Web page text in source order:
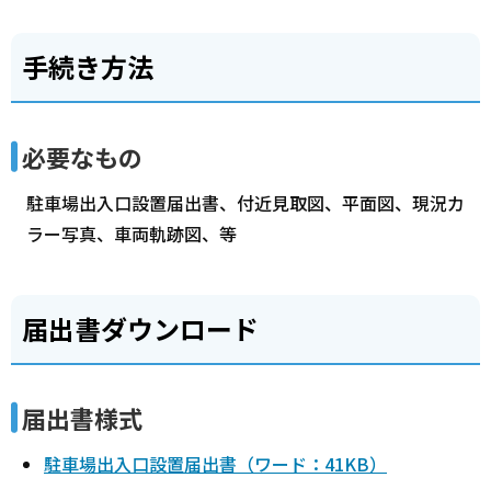
手続き方法
必要なもの
駐車場出入口設置届出書、付近見取図、平面図、現況カ
ラー写真、車両軌跡図、等
届出書ダウンロード
届出書様式
駐車場出入口設置届出書（ワード：41KB）